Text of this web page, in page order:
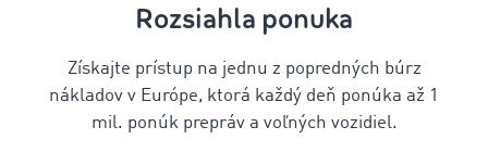
Rozsiahla ponuka
Získajte prístup na jednu z popredných búrz
nákladov v Európe, ktorá každý deň ponúka až 1
mil. ponúk prepráv a voľných vozidiel.